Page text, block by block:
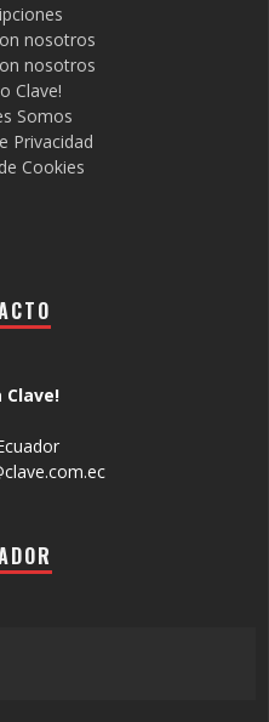
nosotros
nosotros
Clave!
Somos
Privacidad
Cookies
Clave!